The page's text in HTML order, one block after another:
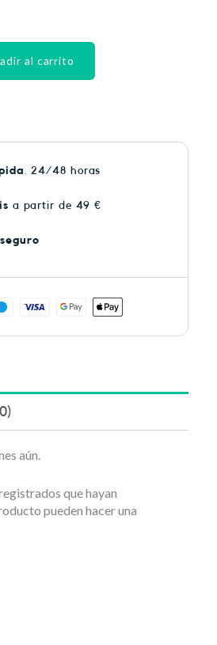
al carrito
. 24/48 horas
a partir de 49 €
seguro
aún.
que hayan
pueden hacer una